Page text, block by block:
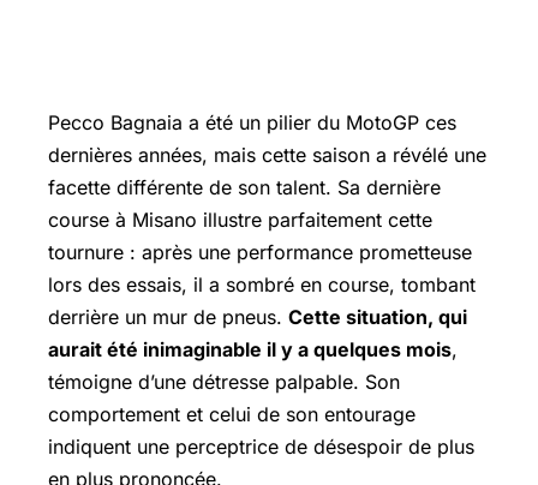
Pecco Bagnaia a été un pilier du MotoGP ces
dernières années, mais cette saison a révélé une
facette différente de son talent. Sa dernière
course à Misano illustre parfaitement cette
tournure : après une performance prometteuse
lors des essais, il a sombré en course, tombant
derrière un mur de pneus. Cette situation, qui
aurait été inimaginable il y a quelques mois,
témoigne d’une détresse palpable. Son
comportement et celui de son entourage
indiquent une perceptrice de désespoir de plus
en plus prononcée.